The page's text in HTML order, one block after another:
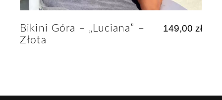
Bikini Góra – „Luciana” –
Złota
149,00 zł